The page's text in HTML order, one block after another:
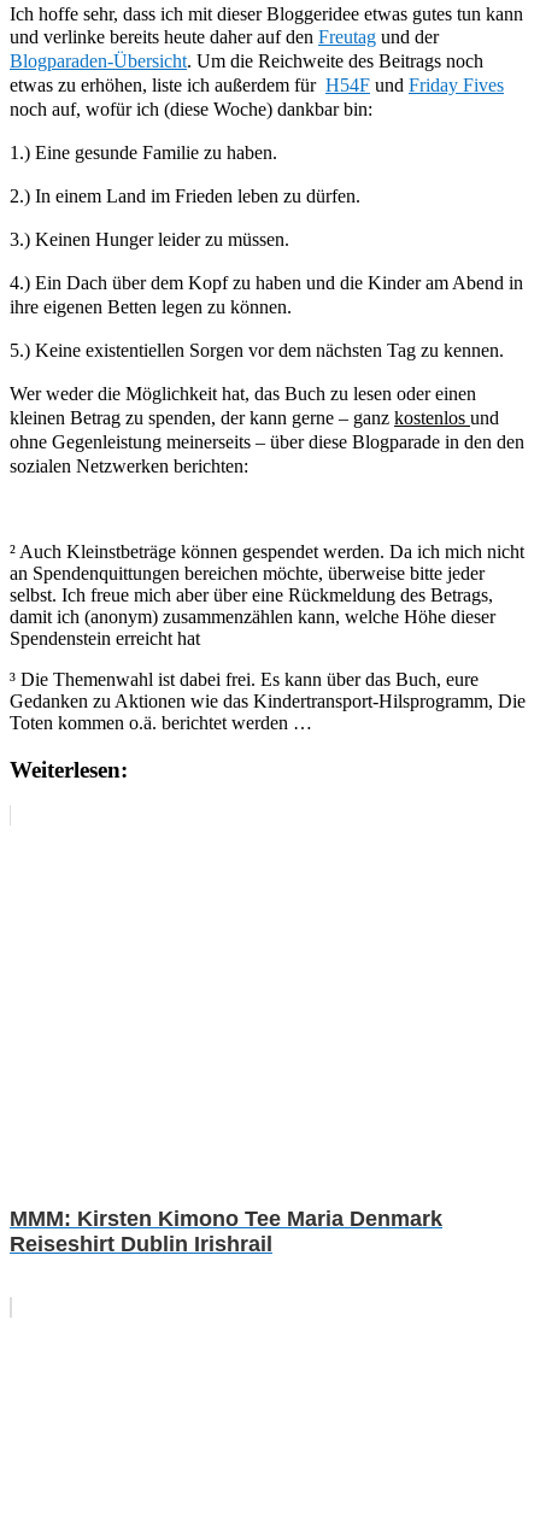
Ich hoffe sehr, dass ich mit dieser Bloggeridee etwas gutes tun kann
und verlinke bereits heute daher auf den Freutag und der
Blogparaden-Übersicht. Um die Reichweite des Beitrags noch
etwas zu erhöhen, liste ich außerdem für H54F und Friday Fives
noch auf, wofür ich (diese Woche) dankbar bin:
1.) Eine gesunde Familie zu haben.
2.) In einem Land im Frieden leben zu dürfen.
3.) Keinen Hunger leider zu müssen.
4.) Ein Dach über dem Kopf zu haben und die Kinder am Abend in
ihre eigenen Betten legen zu können.
5.) Keine existentiellen Sorgen vor dem nächsten Tag zu kennen.
Wer weder die Möglichkeit hat, das Buch zu lesen oder einen
kleinen Betrag zu spenden, der kann gerne – ganz kostenlos und
ohne Gegenleistung meinerseits – über diese Blogparade in den den
sozialen Netzwerken berichten:
² Auch Kleinstbeträge können gespendet werden. Da ich mich nicht
an Spendenquittungen bereichen möchte, überweise bitte jeder
selbst. Ich freue mich aber über eine Rückmeldung des Betrags,
damit ich (anonym) zusammenzählen kann, welche Höhe dieser
Spendenstein erreicht hat
³ Die Themenwahl ist dabei frei. Es kann über das Buch, eure
Gedanken zu Aktionen wie das Kindertransport-Hilsprogramm, Die
Toten kommen o.ä. berichtet werden …
Weiterlesen:
MMM: Kirsten Kimono Tee Maria Denmark
Reiseshirt Dublin Irishrail